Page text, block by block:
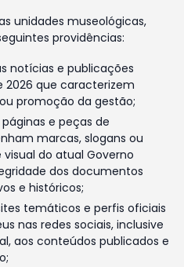
unidades museológicas,
providências:
notícias e publicações
2026 que caracterizem
promoção da gestão;
e peças de
marcas, slogans ou
do atual Governo
dos documentos
e históricos;
temáticos e perfis oficiais
nas redes sociais, inclusive
aos conteúdos publicados e